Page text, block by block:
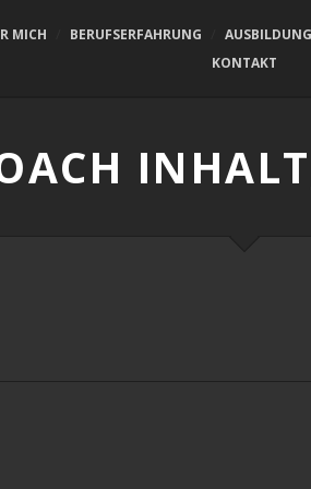
MICH BERUFSERFAHRUNG AUSBILDUNG
KONTAKT